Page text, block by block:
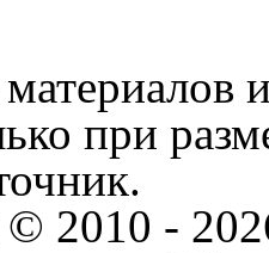
при
2010 -